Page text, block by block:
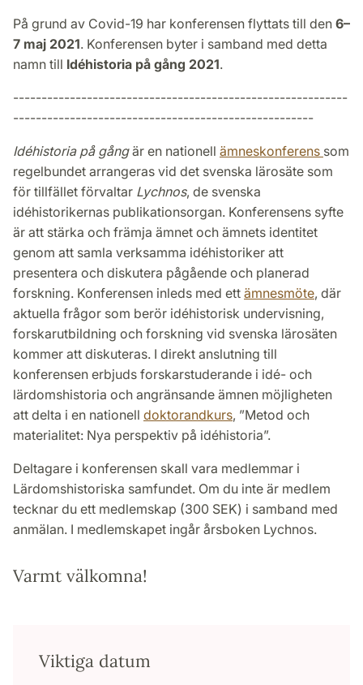
På grund av Covid-19 har konferensen flyttats till den 6–
7 maj 2021. Konferensen byter i samband med detta
namn till Idéhistoria på gång 2021.
-----------------------------------------------------------
-----------------------------------------------------
Idéhistoria på gångär en nationell ämneskonferens som
regelbundet arrangeras vid det svenska lärosäte som
för tillfället förvaltar Lychnos, de svenska
idéhistorikernas publikationsorgan. Konferensens syfte
är att stärka och främja ämnet och ämnets identitet
genom att samla verksamma idéhistoriker att
presentera och diskutera pågående och planerad
forskning. Konferensen inleds med ett ämnesmöte, där
aktuella frågor som berör idéhistorisk undervisning,
forskarutbildning och forskning vid svenska lärosäten
kommer att diskuteras. I direkt anslutning till
konferensen erbjuds forskarstuderande i idé- och
lärdomshistoria och angränsande ämnen möjligheten
att delta i en nationell doktorandkurs, ”Metod och
materialitet: Nya perspektiv på idéhistoria”.
Deltagare i konferensen skall vara medlemmar i
Lärdomshistoriska samfundet. Om du inte är medlem
tecknar du ett medlemskap (300 SEK) i samband med
anmälan. I medlemskapet ingår årsboken Lychnos.
Varmt välkomna!
Viktiga datum